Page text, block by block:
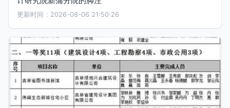
更新时间：2026-08-06 21:50:26